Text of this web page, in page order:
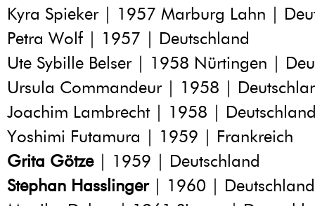
Kyra Spieker | 1957 Marburg Lahn |
Petra Wolf | 1957 | Deutschland
Ute Sybille Belser | 1958 Nürtingen |
Ursula Commandeur | 1958 |
Joachim Lambrecht | 1958 |
Yoshimi Futamura | 1959 | Frankreich
Grita Götze| 1959 | Deutschland
Stephan Hasslinger| 1960 | Deutschland